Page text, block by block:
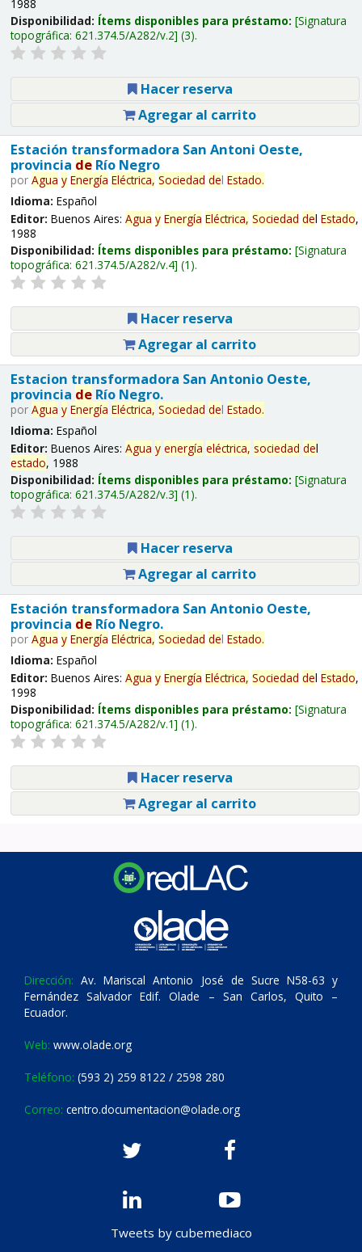
1988
Disponibilidad: Ítems disponibles para préstamo: Signatura
topográfica: 621.374.5/A282/v.2 (3).
Hacer reserva
Agregar al carrito
Estación transformadora San Antoni Oeste,
provincia deRío Negro
por Agua y Energía Eléctrica, Sociedad del Estado.
Idioma: Español
Editor: Buenos Aires: Agua y Energía Eléctrica, Sociedad del Estado,
1988
Disponibilidad: Ítems disponibles para préstamo: Signatura
topográfica: 621.374.5/A282/v.4 (1).
Hacer reserva
Agregar al carrito
Estacion transformadora San Antonio Oeste,
provincia deRío Negro.
por Agua y Energía Eléctrica, Sociedad del Estado.
Idioma: Español
Editor: Buenos Aires: Agua y energía eléctrica, sociedad del
estado, 1988
Disponibilidad: Ítems disponibles para préstamo: Signatura
topográfica: 621.374.5/A282/v.3 (1).
Hacer reserva
Agregar al carrito
Estación transformadora San Antonio Oeste,
provincia deRío Negro.
por Agua y Energía Eléctrica, Sociedad del Estado.
Idioma: Español
Editor: Buenos Aires: Agua y Energía Eléctrica, Sociedad del Estado,
1998
Disponibilidad: Ítems disponibles para préstamo: Signatura
topográfica: 621.374.5/A282/v.1 (1).
Hacer reserva
Agregar al carrito
Dirección: Av. Mariscal Antonio José de Sucre N58-63 y
Fernández Salvador Edif. Olade – San Carlos, Quito –
Ecuador.
Web: www.olade.org
Teléfono: (593 2) 259 8122 / 2598 280
Correo: centro.documentacion@olade.org
Tweets by cubemediaco